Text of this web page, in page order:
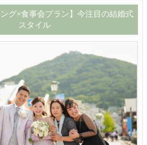
ング×食事会プラン】今注目の結婚式
スタイル